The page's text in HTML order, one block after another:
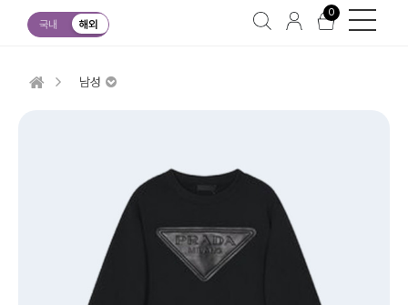
국내 해외
0
남성